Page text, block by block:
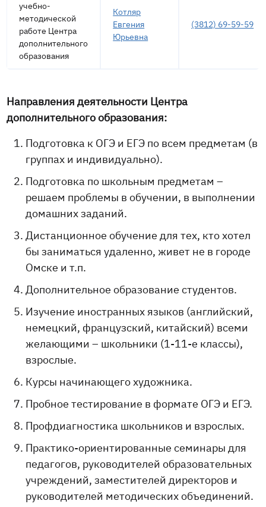
учебно-
методической
работе Центра
дополнительного
образования
Котляр
Евгения
Юрьевна
(3812) 69-59-59
Направления деятельности Центра
дополнительного образования:
Подготовка к ОГЭ и ЕГЭ по всем предметам (в
группах и индивидуально).
Подготовка по школьным предметам –
решаем проблемы в обучении, в выполнении
домашних заданий.
Дистанционное обучение для тех, кто хотел
бы заниматься удаленно, живет не в городе
Омске и т.п.
Дополнительное образование студентов.
Изучение иностранных языков (английский,
немецкий, французский, китайский) всеми
желающими – школьники (1-11-е классы),
взрослые.
Курсы начинающего художника.
Пробное тестирование в формате ОГЭ и ЕГЭ.
Профдиагностика школьников и взрослых.
Практико-ориентированные семинары для
педагогов, руководителей образовательных
учреждений, заместителей директоров и
руководителей методических объединений.